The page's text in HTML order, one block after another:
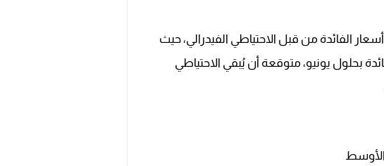
الفائدة من قبل الاحتياطي الفيدرالي، حيث
بحلول يونيو، متوقعة أن يُبقي الاحتياطي
الأوسط